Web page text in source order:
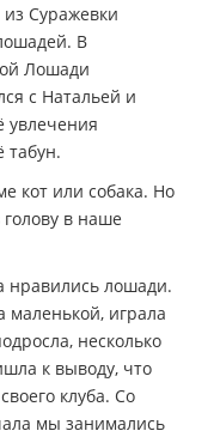
Суражевки
В
Лошади
с Натальей и
увлечения
табун.
кот или собака. Но
в наше
нравились лошади.
маленькой, играла
несколько
к выводу, что
клуба. Со
мы занимались